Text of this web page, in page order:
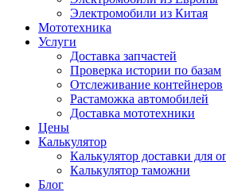
Электромобили из Китая
Мототехника
Услуги
Доставка запчастей
Проверка истории по базам
Отслеживание контейнеров
Растаможка автомобилей
Доставка мототехники
Цены
Калькулятор
Калькулятор доставки для
Калькулятор таможни
Блог